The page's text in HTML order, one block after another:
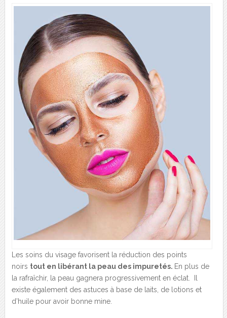
Les soins du visage favorisent la réduction des points
noirs tout en libérant la peau des impuretés. En plus de
la rafraîchir, la peau gagnera progressivement en éclat. Il
existe également des astuces à base de laits, de lotions et
d’huile pour avoir bonne mine.